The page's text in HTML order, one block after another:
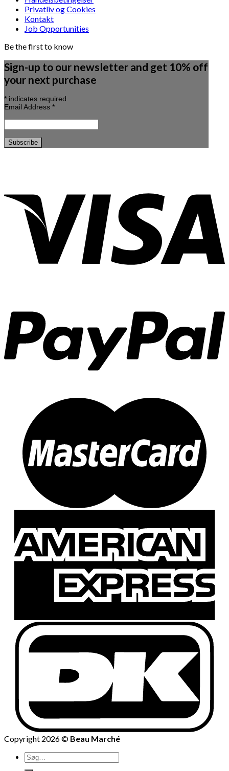
Privatliv og Cookies
Kontakt
Job Opportunities
Be the first to know
Sign-up to our newsletter and get 10% off
your next purchase
* indicates required
Email Address *
Copyright 2026 © Beau Marché
Søg
efter: